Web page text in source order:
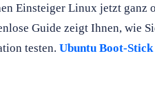
Einsteiger Linux jetzt ganz
Guide zeigt Ihnen, wie
testen. Ubuntu Boot-Stick